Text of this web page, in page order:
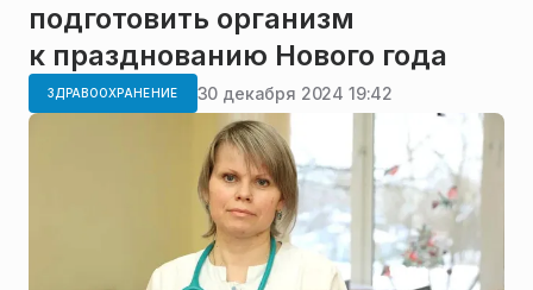
подготовить организм
к празднованию Нового года
ЗДРАВООХРАНЕНИЕ 30 декабря 2024 19:42